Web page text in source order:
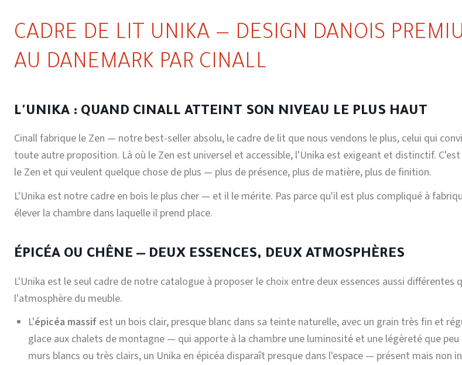
CADRE DE LIT UNIKA — DESIGN DANOIS
AU DANEMARK PAR CINALL
L'UNIKA : QUAND CINALL ATTEINT SON NIVEAU LE PLUS HAUT
Cinall fabrique le Zen — notre best-seller absolu, le cadre de lit que nous vendons le plus, celui qui
toute autre proposition. Là où le Zen est universel et accessible, l'Unika est exigeant et distinctif.
le Zen et qui veulent quelque chose de plus — plus de présence, plus de matière, plus de finition.
L'Unika est notre cadre en bois le plus cher — et il le mérite. Pas parce qu'il est plus compliqué à
élever la chambre dans laquelle il prend place.
ÉPICÉA OU CHÊNE — DEUX ESSENCES, DEUX ATMOSPHÈRES
L'Unika est le seul cadre de notre catalogue à proposer le choix entre deux essences aussi
l'atmosphère du meuble.
L'épicéa massif est un bois clair, presque blanc dans sa teinte naturelle, avec un grain très fin et
glace aux chalets de montagne — qui apporte à la chambre une luminosité et une légèreté que
murs blancs ou très clairs, un Unika en épicéa disparaît presque dans l'espace — présent mais non